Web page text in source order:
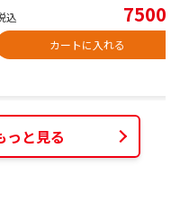
込 7500
カートに入れる
っと見る